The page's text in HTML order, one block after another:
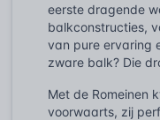
eerste dragende
balkconstructies,
van pure ervaring
zware balk? Die
Met de Romeinen
voorwaarts, zij